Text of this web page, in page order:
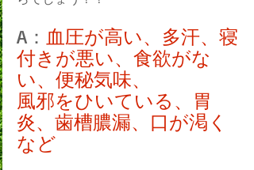
A： 血圧が高い、多汗、寝
付きが悪い、食欲がな
い、便秘気味、
風邪をひいている、胃
炎、歯槽膿漏、口が渇く
など